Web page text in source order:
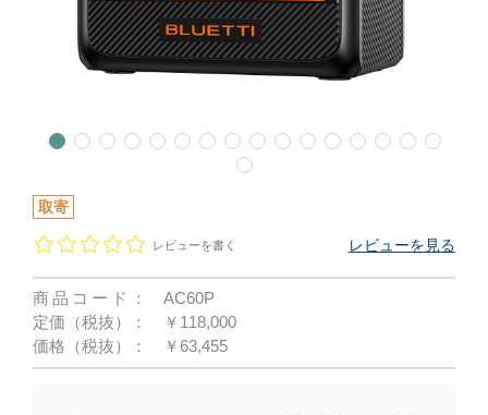
取寄
レビューを書く レビューを見る
商品コード：
AC60P
定価（税抜）：
￥118,000
価格（税抜）：
￥63,455